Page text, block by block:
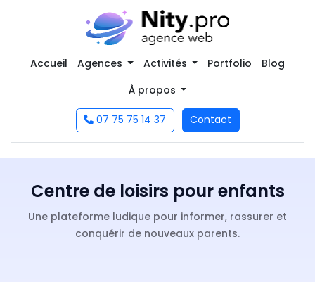
Accueil Agences Activités Portfolio
Blog
À propos
07 75 75 14 37 Contact
Centre de loisirs pour enfants
Une plateforme ludique pour informer, rassurer et
conquérir de nouveaux parents.